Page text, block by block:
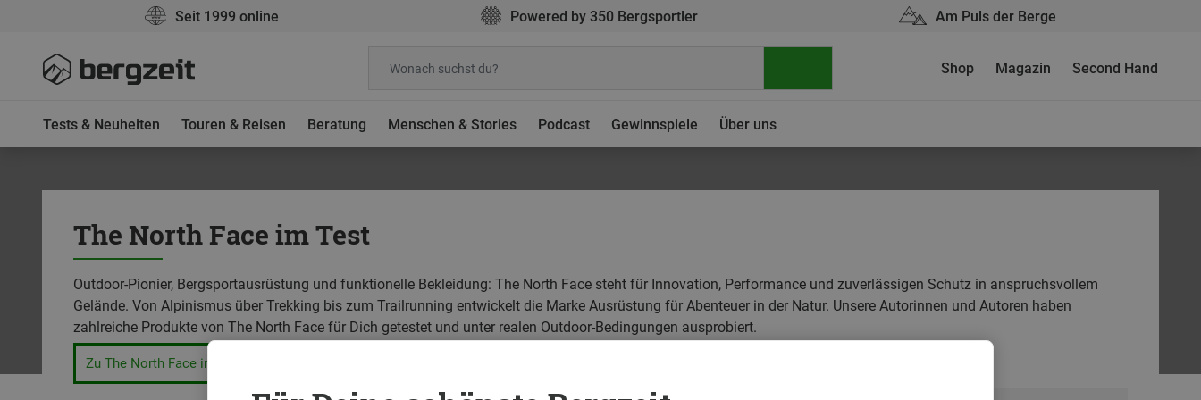
Seit 1999 online Powered by 350 Bergsportler Am Puls der Berge
Tests & Neuheiten Touren & Reisen Beratung Menschen & Stories Podcast Gewinnspiele Über uns
Shop Magazin Second Hand
The North Face im Test
Outdoor-Pionier, Bergsportausrüstung und funktionelle Bekleidung: The North Face steht für Innovation, Performance und zuverlässigen Schutz in anspruchsvollem
Gelände. Von Alpinismus über Trekking bis zum Trailrunning entwickelt die Marke Ausrüstung für Abenteuer in der Natur. Unsere Autorinnen und Autoren haben
zahlreiche Produkte von The North Face für Dich getestet und unter realen Outdoor-Bedingungen ausprobiert.
Zu The North Face im Bergzeit Shop